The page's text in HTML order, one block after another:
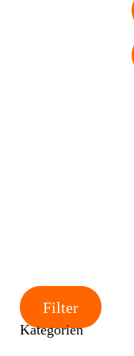
Filter
Kategorien